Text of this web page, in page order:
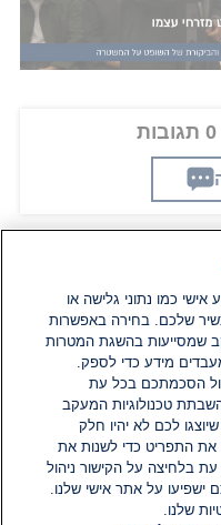
כמו נתוני גלישה או
שלכם. בחירה באפשרות
שמסייעות בהשגת המטרות
מידע כדי לספק.
הסכמתכם בכל עת
טכנולוגיות המעקב
לכם לא יהיו חלק
את התפריט כדי לשנות את
בלחיצה על הקישור ניהול
על אתר אישי שלנו.
שלנו.